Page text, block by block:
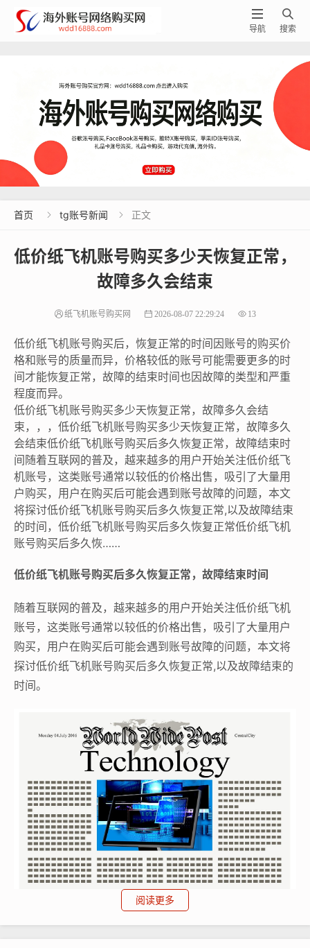

搜索

导航
首页  tg账号新闻  正文
低价纸飞机账号购买多少天恢复正常，
故障多久会结束
纸飞机账号购买网 2026-08-07 22:29:24 13
低价纸飞机账号购买后，恢复正常的时间因账号的购买价
格和账号的质量而异，价格较低的账号可能需要更多的时
间才能恢复正常，故障的结束时间也因故障的类型和严重
程度而异。
低价纸飞机账号购买多少天恢复正常，故障多久会结
束，，，低价纸飞机账号购买多少天恢复正常，故障多久
会结束低价纸飞机账号购买后多久恢复正常，故障结束时
间随着互联网的普及，越来越多的用户开始关注低价纸飞
机账号，这类账号通常以较低的价格出售，吸引了大量用
户购买，用户在购买后可能会遇到账号故障的问题，本文
将探讨低价纸飞机账号购买后多久恢复正常,以及故障结束
的时间，低价纸飞机账号购买后多久恢复正常低价纸飞机
账号购买后多久恢……
低价纸飞机账号购买后多久恢复正常，故障结束时间
随着互联网的普及，越来越多的用户开始关注低价纸飞机
账号，这类账号通常以较低的价格出售，吸引了大量用户
购买，用户在购买后可能会遇到账号故障的问题，本文将
探讨低价纸飞机账号购买后多久恢复正常,以及故障结束的
时间。
阅读更多